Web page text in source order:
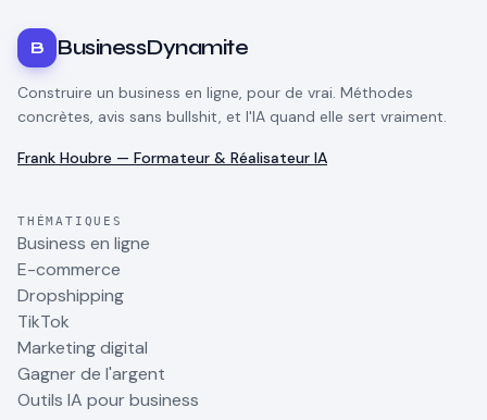
B BusinessDynamite
Construire un business en ligne, pour de vrai. Méthodes
concrètes, avis sans bullshit, et l'IA quand elle sert vraiment.
Frank Houbre — Formateur & Réalisateur IA
THÉMATIQUES
Business en ligne
E-commerce
Dropshipping
TikTok
Marketing digital
Gagner de l'argent
Outils IA pour business